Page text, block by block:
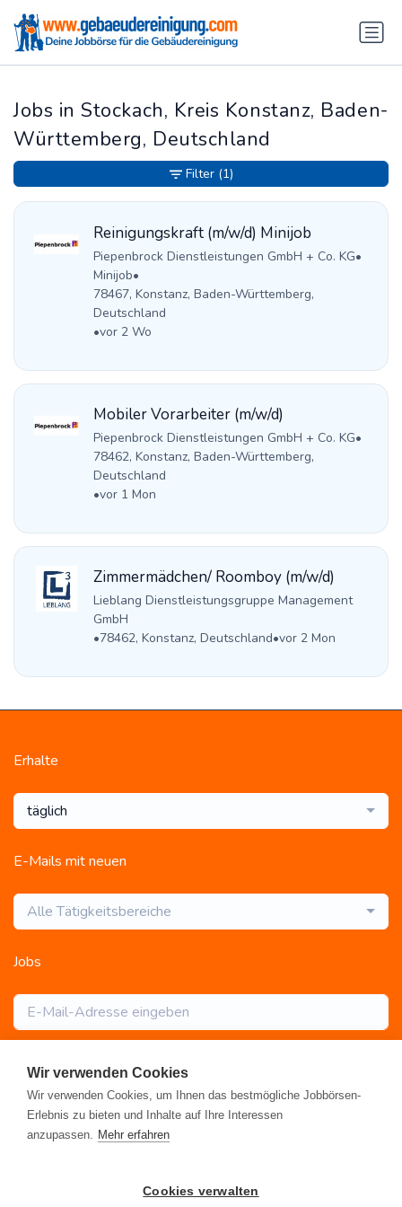
Jobs in Stockach, Kreis Konstanz, Baden-
Württemberg, Deutschland
Reinigungskraft (m/w/d) Minijob
Piepenbrock Dienstleistungen GmbH + Co. KG•
Minijob•
78467, Konstanz, Baden-Württemberg,
Deutschland
•vor 2 Wo
Mobiler Vorarbeiter (m/w/d)
Piepenbrock Dienstleistungen GmbH + Co. KG•
78462, Konstanz, Baden-Württemberg,
Deutschland
•vor 1 Mon
Zimmermädchen/ Roomboy (m/w/d)
Lieblang Dienstleistungsgruppe Management
GmbH
•78462, Konstanz, Deutschland•vor 2 Mon
Filter (1)
Erhalte
täglich
E-Mails mit neuen
Alle Tätigkeitsbereiche
Jobs
Abonnieren
Alle Jobs Blog Rahmen- und Lohntarifvertrag
Wir verwenden Cookies
Wir verwenden Cookies, um Ihnen das bestmögliche Jobbörsen-
Erlebnis zu bieten und Inhalte auf Ihre Interessen
anzupassen. Mehr erfahren
Cookies verwalten